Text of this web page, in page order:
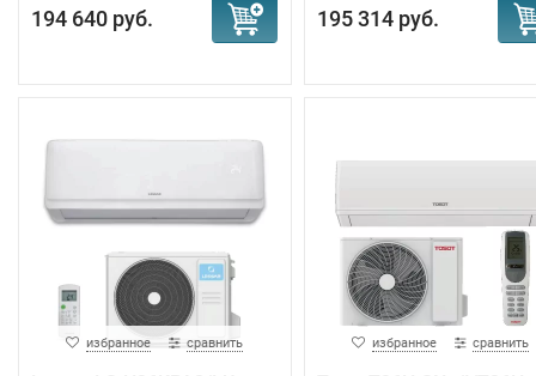
194 640 руб. 195 314 руб.
избранное сравнить избранное сравнить